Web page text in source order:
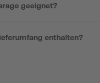
geeignet?
enthalten?